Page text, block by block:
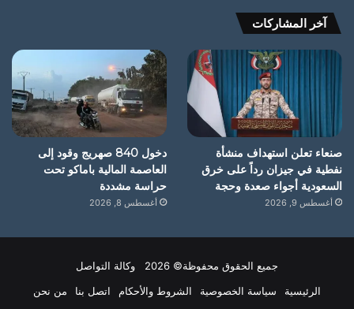
آخر المشاركات
صنعاء تعلن استهداف منشأة
نفطية في جيزان رداً على خرق
السعودية أجواء صعدة وحجة
أغسطس 9, 2026
دخول 840 صهريج وقود إلى
العاصمة المالية باماكو تحت
حراسة مشددة
أغسطس 8, 2026
جميع الحقوق محفوظة© 2026 وكالة التواصل
الرئيسية
سياسة الخصوصية الشروط والأحكام اتصل بنا من نحن